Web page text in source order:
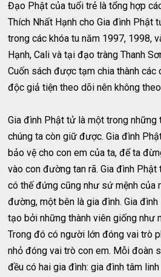
Đạo Phật của tuổi trẻ là tổng hợp
Thích Nhất Hạnh cho Gia đình Phật
trong các khóa tu năm 1997, 1998,
Hạnh, Cali và tại đạo tràng Thanh
Cuốn sách được tạm chia thành
độc giả tiện theo dõi nên không
Gia đình Phật tử là một trong những
chúng ta còn giữ được. Gia đình
bảo vệ cho con em của ta, để ta
vào con đường tan rã. Gia đình
có thế đứng cũng như sứ mệnh của
đường, một bên là gia đình. Gia
tạo bởi những thành viên giống như
Trong đó có người lớn đóng vai trò
nhỏ đóng vai trò con em. Mỗi đoàn
đều có hai gia đình: gia đình tâm